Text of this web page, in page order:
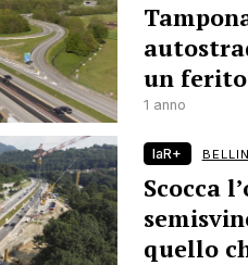
un
1 anno
laR+
Scocca
quello